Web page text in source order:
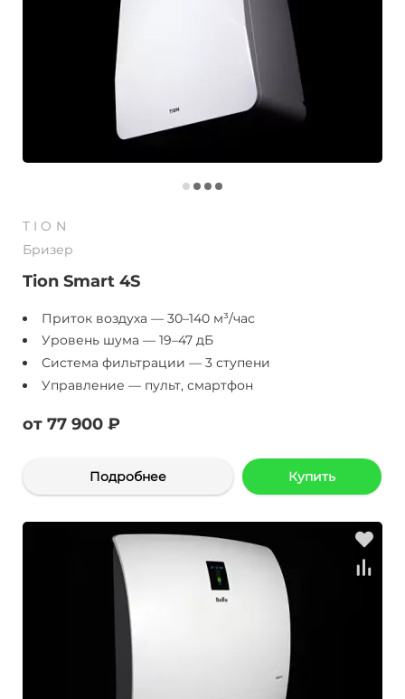
TION
Бризер
Tion Smart 4S
Приток воздуха — 30–140 м³/час
Уровень шума — 19–47 дБ
Система фильтрации — 3 ступени
Управление — пульт, смартфон
от 77 900 ₽
Подробнее Купить